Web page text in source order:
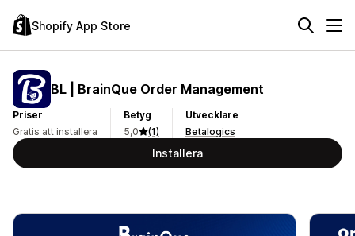
Shopify App Store
BL | BrainQue Order Management
Priser
Gratis att installera
Betyg
5,0
(1)
Utvecklare
Betalogics
Installera